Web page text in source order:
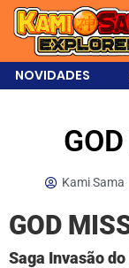
NOVIDADES
Kami Sama
GOD
Saga Invasão